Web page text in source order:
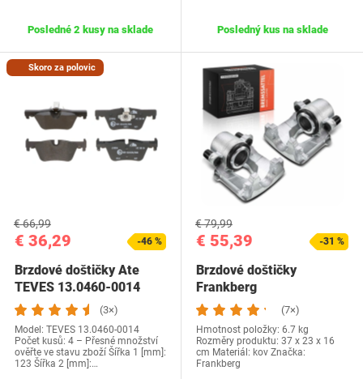
Posledné 2 kusy na sklade Posledný kus na sklade
Skoro za polovic
€ 36,29
€ 66,99
-46 %
Brzdové doštičky Ate
TEVES 13.0460-0014
(3×)
Model: TEVES 13.0460-0014
Počet kusů: 4 – Přesné množství
ověřte ve stavu zboží Šířka 1 [mm]:
123 Šířka 2 [mm]:…
€ 55,39
€ 79,99
-31 %
Brzdové doštičky
Frankberg
UK052021060301
(7×)
Hmotnost položky‎: 6.7 kg
Rozměry produktu‎: 37 x 23 x 16
cm Materiál: kov Značka:
Frankberg